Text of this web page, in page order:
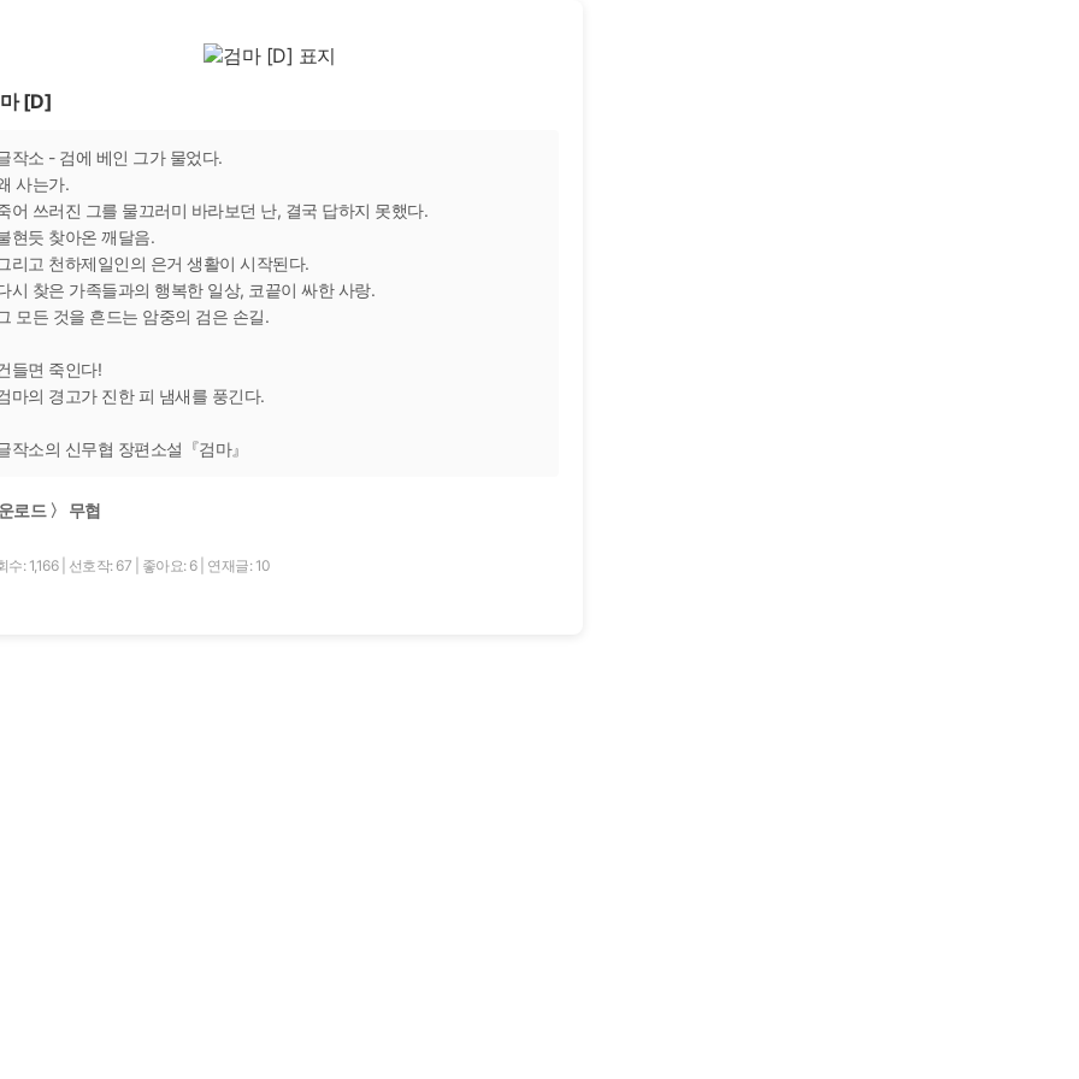
[D]
작소 - 검에 베인 그가 물었다.
사는가.
어 쓰러진 그를 물끄러미 바라보던 난, 결국 답하지 못했다.
현듯 찾아온 깨달음.
리고 천하제일인의 은거 생활이 시작된다.
시 찾은 가족들과의 행복한 일상, 코끝이 싸한 사랑.
모든 것을 흔드는 암중의 검은 손길.
들면 죽인다!
마의 경고가 진한 피 냄새를 풍긴다.
작소의 신무협 장편소설『검마』
로드 〉 무협
수: 1,166 선호작: 67 좋아요: 6 연재글: 10